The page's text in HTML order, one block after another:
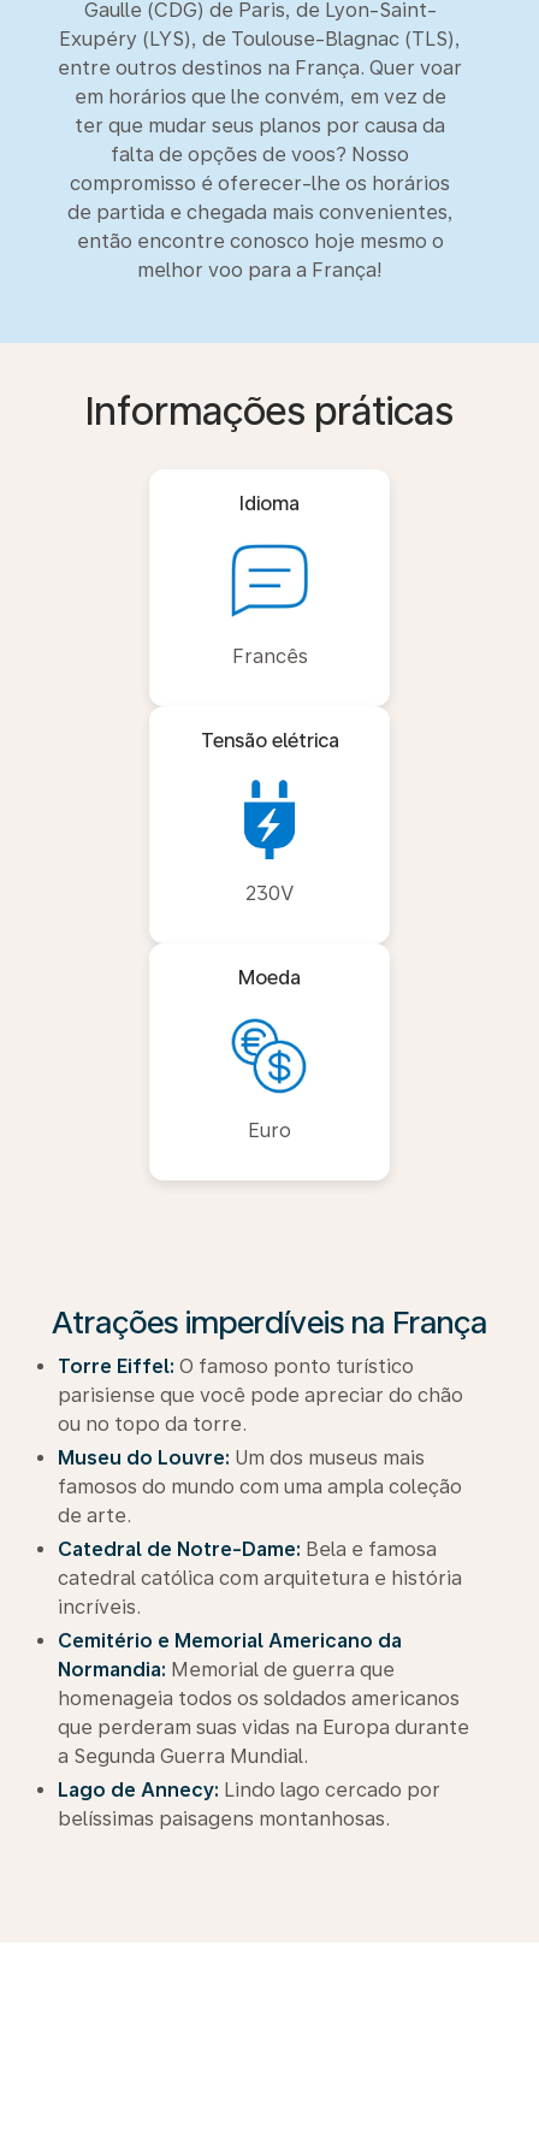
Gaulle (CDG) de Paris, de Lyon-Saint-
Exupéry (LYS), de Toulouse-Blagnac (TLS),
entre outros destinos na França. Quer voar
em horários que lhe convém, em vez de
ter que mudar seus planos por causa da
falta de opções de voos? Nosso
compromisso é oferecer-lhe os horários
de partida e chegada mais convenientes,
então encontre conosco hoje mesmo o
melhor voo para a França!
Informações práticas
Idioma
Francês
Tensão elétrica
230V
Moeda
Euro
Atrações imperdíveis na França
Torre Eiffel: O famoso ponto turístico
parisiense que você pode apreciar do chão
ou no topo da torre.
Museu do Louvre: Um dos museus mais
famosos do mundo com uma ampla coleção
de arte.
Catedral de Notre-Dame: Bela e famosa
catedral católica com arquitetura e história
incríveis.
Cemitério e Memorial Americano da
Normandia: Memorial de guerra que
homenageia todos os soldados americanos
que perderam suas vidas na Europa durante
a Segunda Guerra Mundial.
Lago de Annecy: Lindo lago cercado por
belíssimas paisagens montanhosas.